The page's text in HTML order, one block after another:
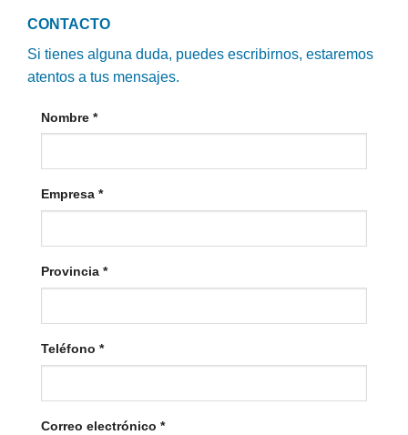
CONTACTO
Si tienes alguna duda, puedes escribirnos, estaremos
atentos a tus mensajes.
Nombre *
Empresa *
Provincia *
Teléfono *
Correo electrónico *